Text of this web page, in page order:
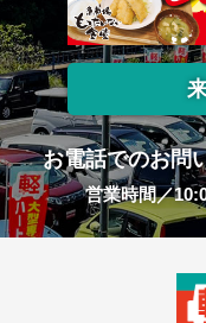
お電話でのお問
営業時間／